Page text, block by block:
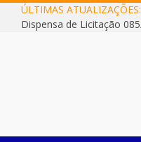
ÚLTIMAS ATUALIZAÇÕES: